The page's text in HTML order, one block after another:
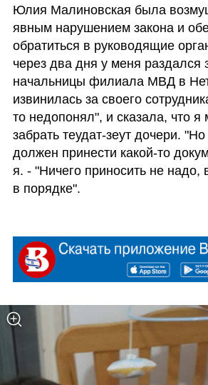
Юлия Малиновская была
явным нарушением закона и
обратиться в руководящие
через два дня у меня раздался
начальницы филиала МВД в
извинилась за своего
то недопонял", и сказала, что я
забрать теудат-зеут дочери.
должен принести какой-то
я. - "Ничего приносить не надо,
в порядке".